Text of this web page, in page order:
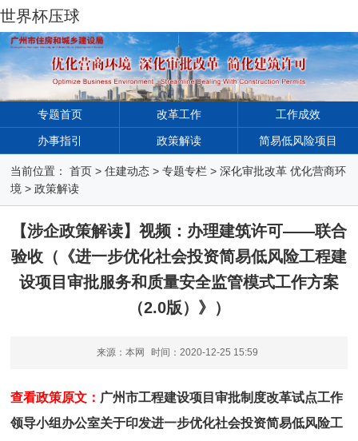
世界杯压球
专题首页 改革工作 工作成效
办事指引 政策解读 简易低风险项目
当前位置： 首页 >住建动态 >专题专栏 >深化审批改革 优化营商环
境 >政策解读
【涉企政策解读】视频：办理建筑许可——联合
验收（《进一步优化社会投资简易低风险工程建
设项目审批服务和质量安全监管模式工作方案
（2.0版）》）
来源：本网 时间： 2020-12-25 15:59
查看政策原文： 广州市工程建设项目审批制度改革试点工作
领导小组办公室关于印发进一步优化社会投资简易低风险工